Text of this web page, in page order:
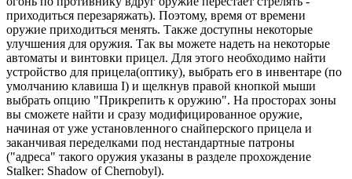
приходиться перезаряжать). Поэтому, время от времени
оружие приходиться менять. Также доступны некоторые
улучшения для оружия. Так вы можете надеть на некоторые
автоматы и винтовки прицел. Для этого необходимо найти
устройство для прицела(оптику), выбрать его в инвентаре (по
умолчанию клавиша I) и щелкнув правой кнопкой мыши
выбрать опцию "Прикрепить к оружию". На просторах зоны
вы сможете найти и сразу модифицированное оружие,
начиная от уже установленного снайперского прицела и
заканчивая переделками под нестандартные патроны
("адреса" такого оружия указаны в разделе прохождение
Stalker: Shadow of Chernobyl).